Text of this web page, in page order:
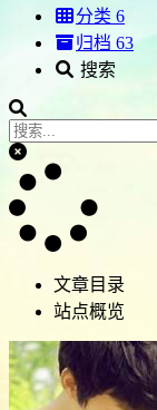
分类 6
归档 63
搜索
文章目录
站点概览